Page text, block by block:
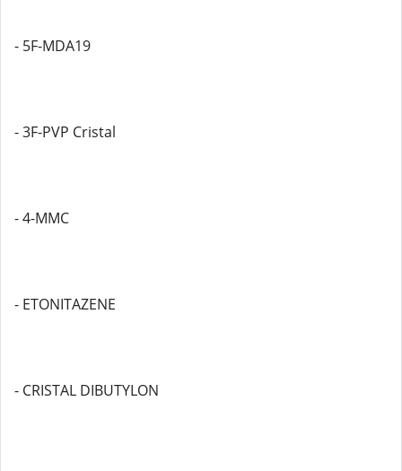
- 5F-MDA19
- 3F-PVP Cristal
- 4-MMC
- ETONITAZENE
- CRISTAL DIBUTYLON